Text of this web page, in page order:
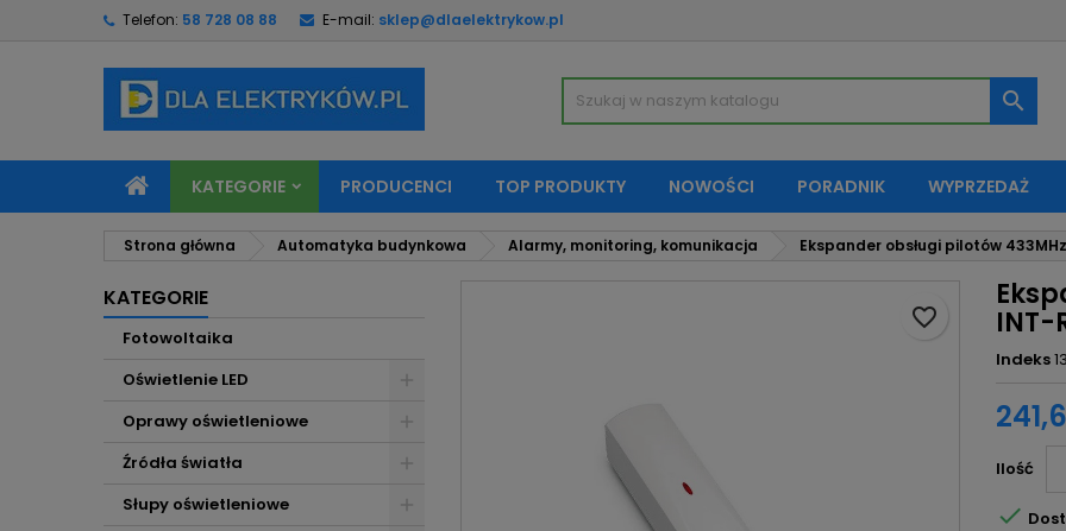
Telefon: 58 728 08 88 E-mail: sklep@dlaelektrykow.pl

KATEGORIE PRODUCENCI TOP PRODUKTY NOWOŚCI PORADNIK WYPRZEDAŻ
Strona główna Automatyka budynkowa Alarmy, monitoring, komunikacja Ekspander obsługi pilotów
KATEGORIE
Fotowoltaika
Oświetlenie LED
Oprawy oświetleniowe
Źródła światła
Słupy oświetleniowe
INT-
Indeks
Ilość
favorite_border

Moje listy życzeń
Utwórz nową listę
Utwórz listę życzeń
Anuluj Utwórz listę życzeń
Zaloguj się
Musisz być zalogowany by zapisać produkty na swojej liście życzeń.